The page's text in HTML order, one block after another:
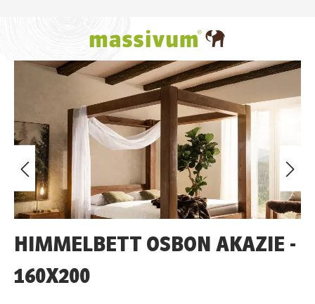
Bildergalerie überspringen
HIMMELBETT OSBON AKAZIE -
160X200